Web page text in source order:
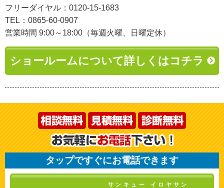
フリーダイヤル：0120-15-1683
TEL：0865-60-0907
営業時間 9:00～18:00（毎週火曜、日曜定休）
ショールームについて詳しくはコチラ
タップですぐにお電話できます
サンキュー イロヤサン